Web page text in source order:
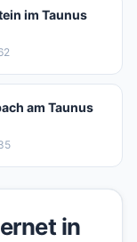
im Taunus
am Taunus
in